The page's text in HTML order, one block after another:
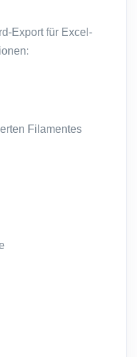
Export für Excel-
Filamentes